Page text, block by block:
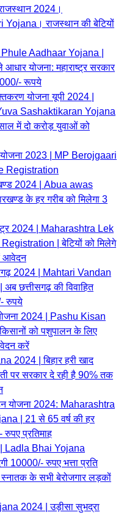
2024।
राजस्थान की बेटियों
Aadhaar Yojana |
आधार योजना: महाराष्ट्र सरकार
रूपये
योजना यूपी 2024 |
Sashaktikaran Yojana
में दो करोड़ युवाओं को
योजना 2023 | MP Berojgaari
Registration
2024 | Abua awas
के हर गरीब को मिलेगा 3
2024 | Maharashtra Lek
| बेटियों को मिलेगे
आवेदन
2024 | Mahtari Vandan
छत्तीसगढ़ की विवाहित
रुपये
2024 | Pashu Kisan
को पशुपालन के लिए
करें
2024 | बिहार हरी खाद
पर सरकार दे रही है 90% तक
योजना 2024: Maharashtra
| 21 से 65 वर्ष की हर
प्रतिमाह
| Ladla Bhai Yojana
10000/- रुपए भत्ता प्रति
स्नातक के सभी बेरोजगार लड़कों
2024 | उड़ीसा सुभद्रा